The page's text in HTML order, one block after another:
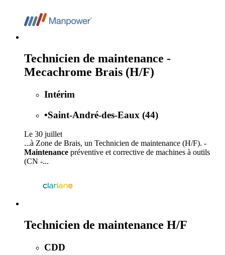
Technicien de maintenance -
Mecachrome Brais (H/F)
Intérim
•Saint-André-des-Eaux (44)
Le 30 juillet
...à Zone de Brais, un Technicien de maintenance (H/F). -
Maintenance préventive et corrective de machines à outils
(CN -...
Technicien de maintenance H/F
CDD